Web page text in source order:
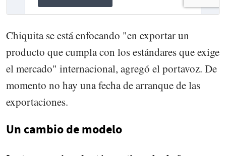
Chiquita se está enfocando "en exportar un
producto que cumpla con los estándares que exige
el mercado" internacional, agregó el portavoz. De
momento no hay una fecha de arranque de las
exportaciones.
Un cambio de modelo